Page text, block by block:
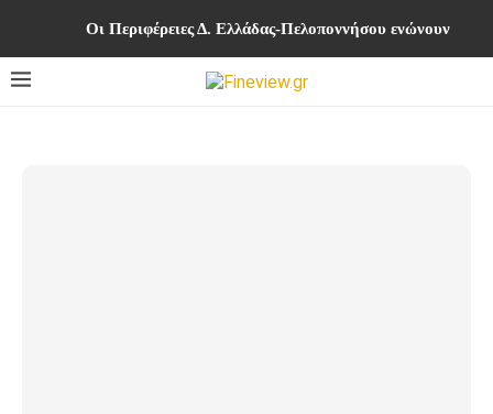
Οι Περιφέρειες Δ. Ελλάδας-Πελοποννήσου ενώνουν